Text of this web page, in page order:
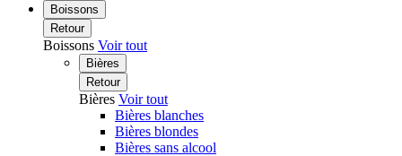
Boissons
Retour
Boissons Voir tout
Bières
Retour
Bières Voir tout
Bières blanches
Bières blondes
Bières sans alcool